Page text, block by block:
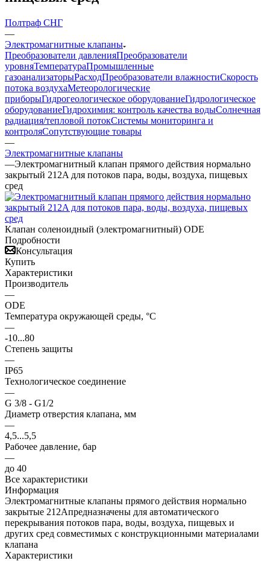
Полтраф СНГ
—
Электромагнитные клапаны
Преобразователи давленияПреобразователи
уровняТемператураПромышленные
газоанализаторыРасходПреобразователи влажностиСкорость
потока воздухаМетеорологические
приборыГидрогеологическое оборудованиеГидрологическое
оборудованиеГидрохимия: контроль качества водыСолнечная
радиация/тепловой потокСистемы мониторинга и
контроляСопутствующие товары
—
Электромагнитные клапаны
—Электромагнитный клапан прямого действия нормально
закрытый 212A для потоков пара, воды, воздуха, пищевых
сред
Клапан соленоидный (электромагнитный) ODE
Подробности
Консультация
Купить
Характеристики
Производитель
—
ODE
Температура окружающей среды, °С
—
-10...80
Степень защиты
—
IP65
Технологическое соединение
—
G 3/8 - G1/2
Диаметр отверстия клапана, мм
—
4,5...5,5
Рабочее давление, бар
—
до 40
Все характеристики
Информация
Электромагнитные клапаны прямого действия нормально
закрытые 212Aпредназначены для автоматического
перекрывания потоков пара, воды, воздуха, пищевых и
других сред совместимых с конструкционными материалами
клапана
Характеристики